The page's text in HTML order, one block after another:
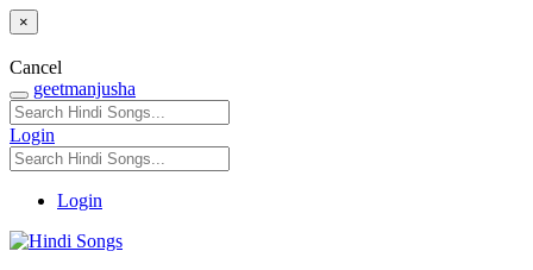
×
Cancel
geetmanjusha
Login
Login